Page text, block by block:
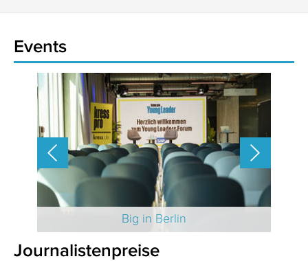
Events
Big in Berlin
Journalistenpreise